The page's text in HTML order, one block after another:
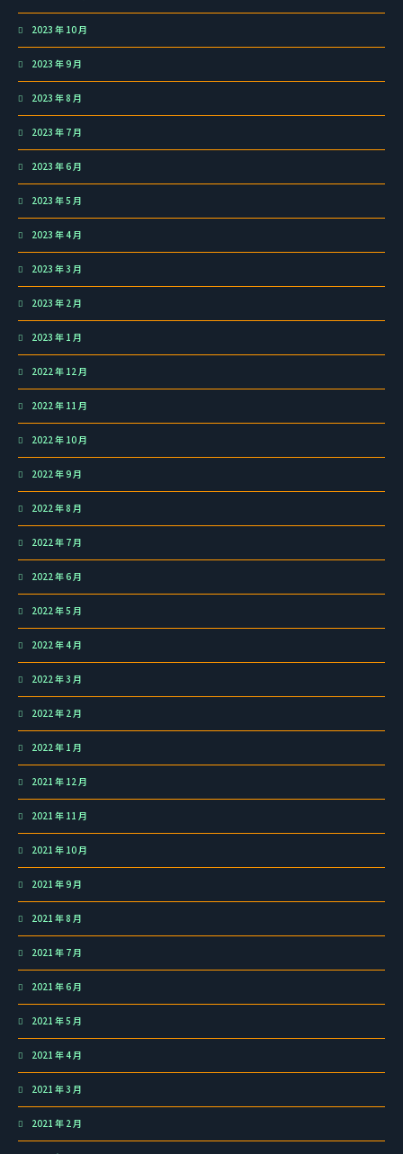
2023 年 10 月
2023 年 9 月
2023 年 8 月
2023 年 7 月
2023 年 6 月
2023 年 5 月
2023 年 4 月
2023 年 3 月
2023 年 2 月
2023 年 1 月
2022 年 12 月
2022 年 11 月
2022 年 10 月
2022 年 9 月
2022 年 8 月
2022 年 7 月
2022 年 6 月
2022 年 5 月
2022 年 4 月
2022 年 3 月
2022 年 2 月
2022 年 1 月
2021 年 12 月
2021 年 11 月
2021 年 10 月
2021 年 9 月
2021 年 8 月
2021 年 7 月
2021 年 6 月
2021 年 5 月
2021 年 4 月
2021 年 3 月
2021 年 2 月